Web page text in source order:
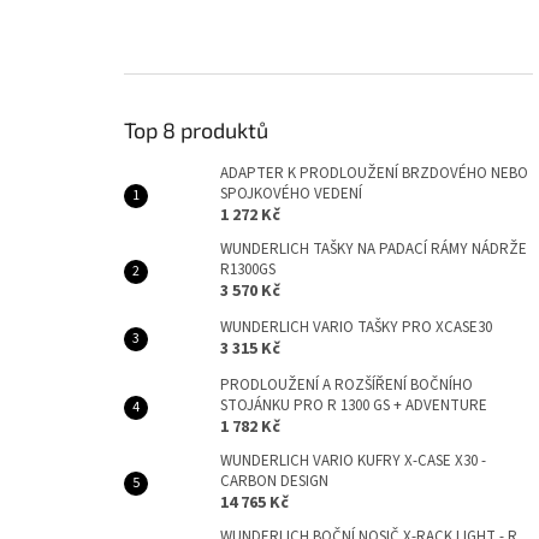
Top 8 produktů
ADAPTER K PRODLOUŽENÍ BRZDOVÉHO NEBO
SPOJKOVÉHO VEDENÍ
1 272 Kč
WUNDERLICH TAŠKY NA PADACÍ RÁMY NÁDRŽE
R1300GS
3 570 Kč
WUNDERLICH VARIO TAŠKY PRO XCASE30
3 315 Kč
PRODLOUŽENÍ A ROZŠÍŘENÍ BOČNÍHO
STOJÁNKU PRO R 1300 GS + ADVENTURE
1 782 Kč
WUNDERLICH VARIO KUFRY X-CASE X30 -
CARBON DESIGN
14 765 Kč